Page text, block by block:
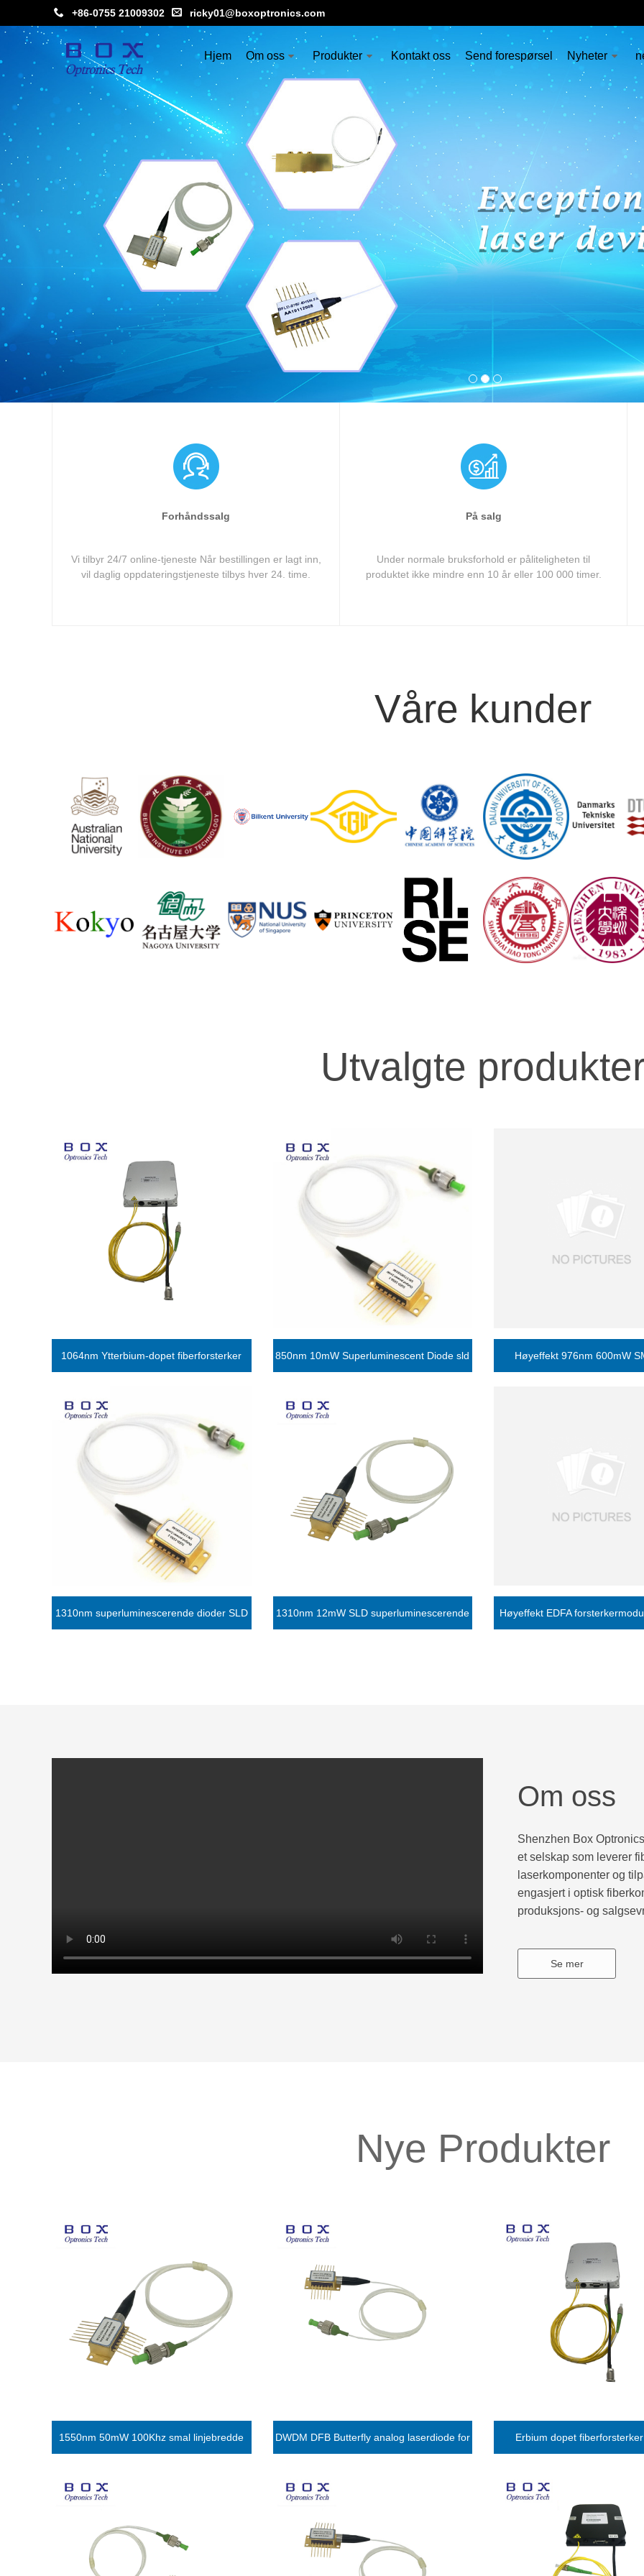
+86-0755 21009302 ricky01@boxoptronics.com
Hjem Om oss Produkter Kontakt oss Send forespørsel Nyheter
1 2 3
Forhåndssalg
Vi tilbyr 24/7 online-tjeneste Når bestillingen er lagt inn,
vil daglig oppdateringstjeneste tilbys hver 24. time.
På salg
Under normale bruksforhold er påliteligheten til
produktet ikke mindre enn 10 år eller 100 000 timer.
Våre kunder
Utvalgte
1064nm Ytterbium-dopet fiberforsterker 850nm 10mW Superluminescent Diode sld Høyeffekt 976nm 600mW
1310nm superluminescerende dioder SLD 1310nm 12mW SLD superluminescerende Høyeffekt EDFA
Om oss
Shenzhen Box
et selskap som leverer
laserkomponenter og
engasjert i optisk
produksjons- og
Se mer
Nye Produkter
1550nm 50mW 100Khz smal linjebredde DWDM DFB Butterfly analog laserdiode for Erbium dopet